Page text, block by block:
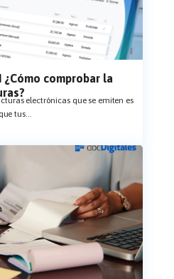
¿Cómo comprobar la
electrónicas que se emiten es
tus...